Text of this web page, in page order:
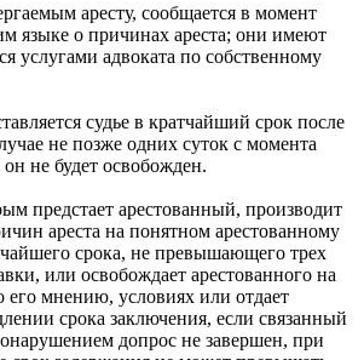
аресту, сообщается в момент
языке о причинах ареста; они имеют
услугами адвоката по собственному
судье в кратчайший срок после
не позже одних суток с момента
он не будет освобожден.
предстает арестованный, производит
ареста на понятном арестованному
срока, не превышающего трех
или освобождает арестованного на
его мнению, условиях или отдает
срока заключения, если связанный
допрос не завершен, при